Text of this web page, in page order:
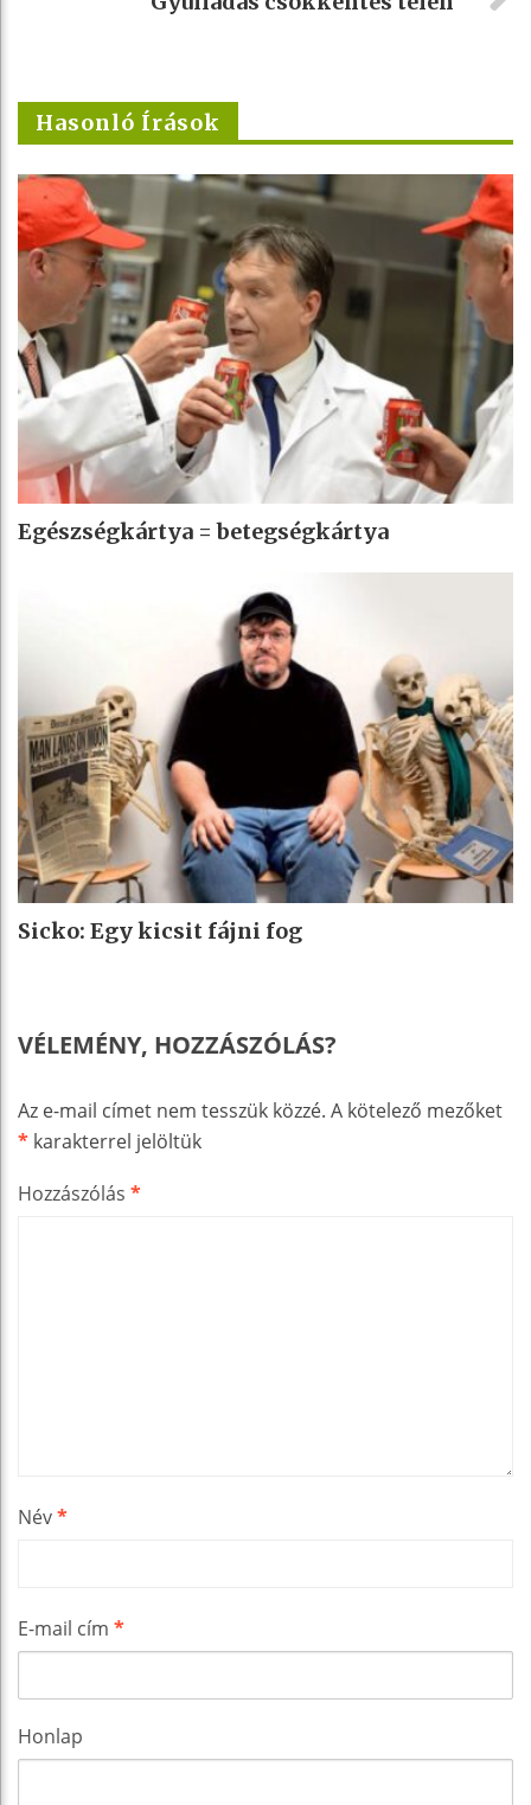
Hasonló Írások
Egészségkártya = betegségkártya
Sicko: Egy kicsit fájni fog
VÉLEMÉNY, HOZZÁSZÓLÁS?
Az e-mail címet nem tesszük közzé. A kötelező mezőket
* karakterrel jelöltük
Hozzászólás *
Név*
E-mail cím *
Honlap